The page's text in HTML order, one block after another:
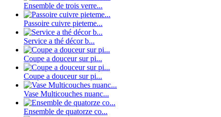
Ensemble de trois verre...
Passoire cuivre pieteme...
Service a thé décor b...
Coupe a douceur sur pi...
Coupe a douceur sur pi...
Vase Multicouches nuanc...
Ensemble de quatorze co...